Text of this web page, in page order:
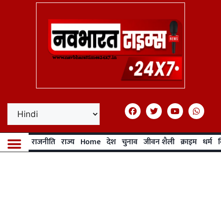
राजनीति राज्य Home देश चुनाव जीवन शैली क्राइम धर्म